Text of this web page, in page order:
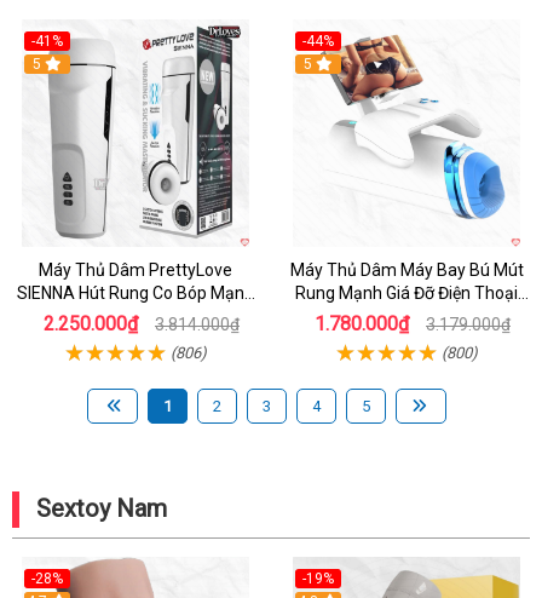
-41%
Hot
5
Máy Thủ Dâm PrettyLove
SIENNA Hút Rung Co Bóp Mạnh
Mẽ Nam
2.250.000₫ 3.814.000₫
(806)
-44%
Hot
5
Máy Thủ Dâm Máy Bay Bú Mút
Rung Mạnh Giá Đỡ Điện Thoại
Chính Hãng
1.780.000₫ 3.179.000₫
(800)
1 2 3 4 5
Sextoy Nam
-28%
-19%